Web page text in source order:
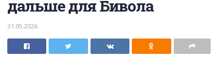
дальше для Бивола
31.05.2026